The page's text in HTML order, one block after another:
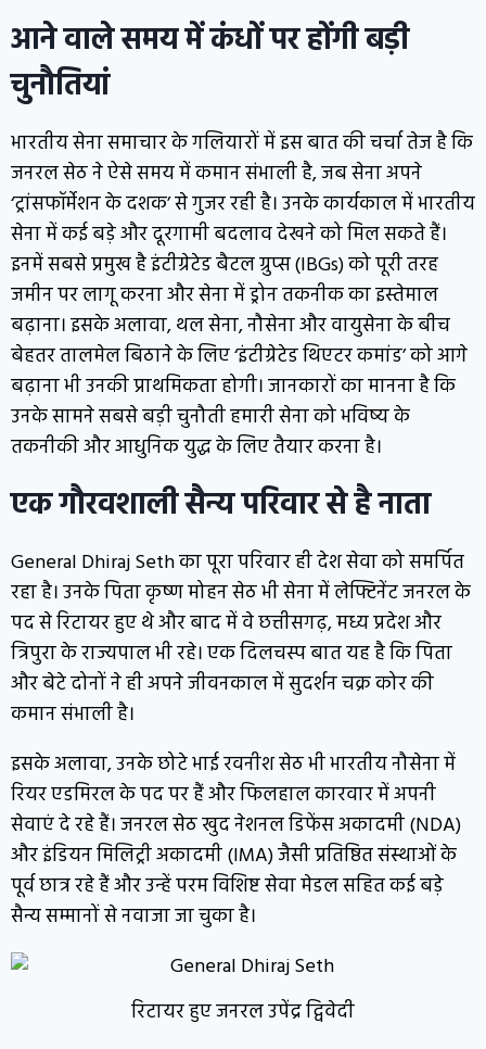
आने वाले समय में कंधों पर होंगी बड़ी
चुनौतियां
भारतीय सेना समाचार के गलियारों में इस बात की चर्चा तेज है कि
जनरल सेठ ने ऐसे समय में कमान संभाली है, जब सेना अपने
‘ट्रांसफॉर्मेशन के दशक’ से गुजर रही है। उनके कार्यकाल में भारतीय
सेना में कई बड़े और दूरगामी बदलाव देखने को मिल सकते हैं।
इनमें सबसे प्रमुख है इंटीग्रेटेड बैटल ग्रुप्स (IBGs) को पूरी तरह
जमीन पर लागू करना और सेना में ड्रोन तकनीक का इस्तेमाल
बढ़ाना। इसके अलावा, थल सेना, नौसेना और वायुसेना के बीच
बेहतर तालमेल बिठाने के लिए ‘इंटीग्रेटेड थिएटर कमांड’ को आगे
बढ़ाना भी उनकी प्राथमिकता होगी। जानकारों का मानना है कि
उनके सामने सबसे बड़ी चुनौती हमारी सेना को भविष्य के
तकनीकी और आधुनिक युद्ध के लिए तैयार करना है।
एक गौरवशाली सैन्य परिवार से है नाता
General Dhiraj Seth का पूरा परिवार ही देश सेवा को समर्पित
रहा है। उनके पिता कृष्ण मोहन सेठ भी सेना में लेफ्टिनेंट जनरल के
पद से रिटायर हुए थे और बाद में वे छत्तीसगढ़, मध्य प्रदेश और
त्रिपुरा के राज्यपाल भी रहे। एक दिलचस्प बात यह है कि पिता
और बेटे दोनों ने ही अपने जीवनकाल में सुदर्शन चक्र कोर की
कमान संभाली है।
इसके अलावा, उनके छोटे भाई रवनीश सेठ भी भारतीय नौसेना में
रियर एडमिरल के पद पर हैं और फिलहाल कारवार में अपनी
सेवाएं दे रहे हैं। जनरल सेठ खुद नेशनल डिफेंस अकादमी (NDA)
और इंडियन मिलिट्री अकादमी (IMA) जैसी प्रतिष्ठित संस्थाओं के
पूर्व छात्र रहे हैं और उन्हें परम विशिष्ट सेवा मेडल सहित कई बड़े
सैन्य सम्मानों से नवाजा जा चुका है।
रिटायर हुए जनरल उपेंद्र द्विवेदी